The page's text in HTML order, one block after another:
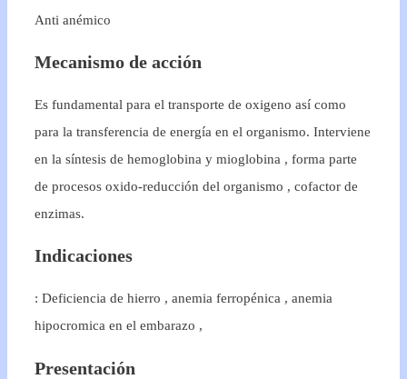
Anti anémico
Mecanismo de acción
Es fundamental para el transporte de oxigeno así como
para la transferencia de energía en el organismo. Interviene
en la síntesis de hemoglobina y mioglobina , forma parte
de procesos oxido-reducción del organismo , cofactor de
enzimas.
Indicaciones
: Deficiencia de hierro , anemia ferropénica , anemia
hipocromica en el embarazo ,
Presentación